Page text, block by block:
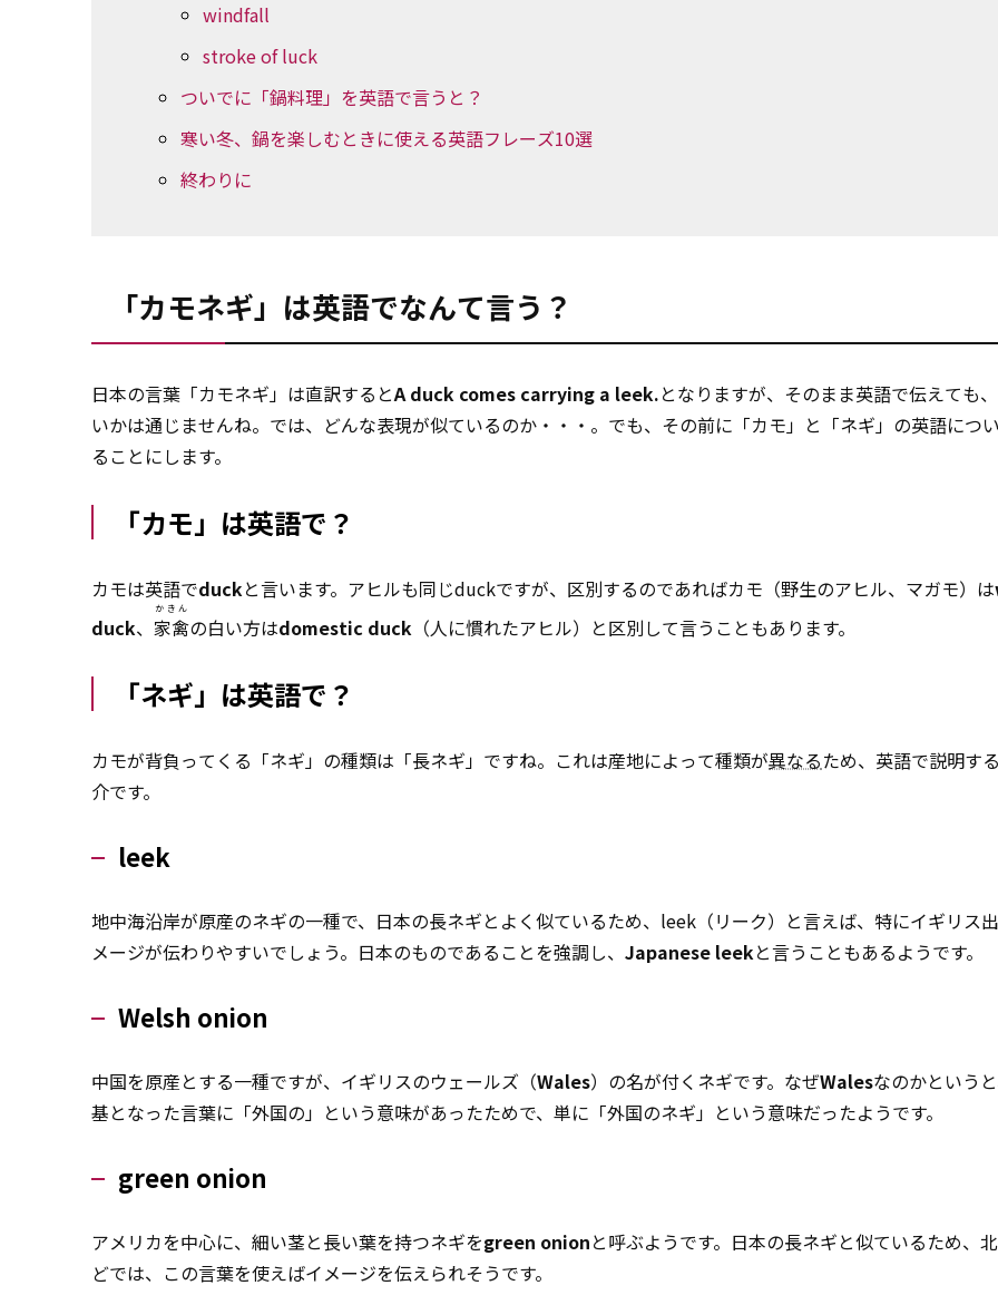
windfall
stroke of luck
ついでに「鍋料理」を英語で言うと？
寒い冬、鍋を楽しむときに使える英語フレーズ10選
終わりに
「カモネギ」は英語でなんて言う？
日本の言葉「カモネギ」は直訳するとA duck comes carrying a leek.となりますが、そのまま英語で伝えても
いかは通じませんね。では、どんな表現が似ているのか・・・。でも、その前に「カモ」と「ネギ」の英語につ
ることにします。
「カモ」は英語で？
カモは英語でduckと言います。アヒルも同じduckですが、区別するのであればカモ（野生のアヒル、マガモ）は
duck、 家禽
かきん
の白い方はdomestic duck （人に慣れたアヒル）と区別して言うこともあります。
「ネギ」は英語で？
カモが背負ってくる「ネギ」の種類は「長ネギ」ですね。これは産地によって種類が異なるため、英語で説明す
介です。
leek
地中海沿岸が原産のネギの一種で、日本の長ネギとよく似ているため、leek（リーク）と言えば、特にイギリス
メージが伝わりやすいでしょう。日本のものであることを強調し、 Japanese leekと言うこともあるようです。
Welsh onion
中国を原産とする一種ですが、イギリスのウェールズ（Wales）の名が付くネギです。なぜWalesなのかというと
基となった言葉に「外国の」という意味があったためで、単に「外国のネギ」という意味だったようです。
green onion
アメリカを中心に、細い茎と長い葉を持つネギをgreen onionと呼ぶようです。日本の長ネギと似ているため、
どでは、この言葉を使えばイメージを伝えられそうです。